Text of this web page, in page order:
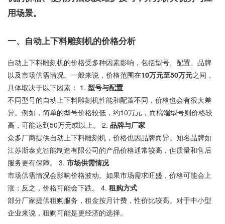
用场景。
一、自动上下料雕刻机的价格分析
自动上下料雕刻机的价格受多种因素影响，包括型号、配置、品牌
以及市场供需情况。一般来说，价格范围在10万元至50万元之间，
具体取决于以下因素： 1. 型号与配置
不同型号的自动上下料雕刻机性能和配置不同，价格也会有很大差
异。例如，简单的型号价格较低，约10万元，而槁端型号则价格较
高，可能达到50万元或以上。 2. 品牌与厂家
众多厂商提供自动上下料雕刻机，价格也因品牌而异。知名品牌如
江苏斯泰克智能制造有限公司的产品价格通常较高，但质量和售后
服务更有保障。 3. 市场供需情况
市场供需情况会影响价格波动。如果市场需求旺盛，价格可能会上
涨；反之，价格可能会下跌。 4. 租购方式
部分厂家提供租购服务，租金按月计费，性价比较高。对于中小型
企业来说，租购可能是更经济的选择。